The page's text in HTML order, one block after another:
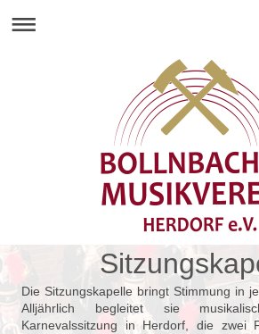
Die Sitzungskapelle bringt Stimmung in
Alljährlich begleitet sie
Karnevalssitzung in Herdorf, die zwei